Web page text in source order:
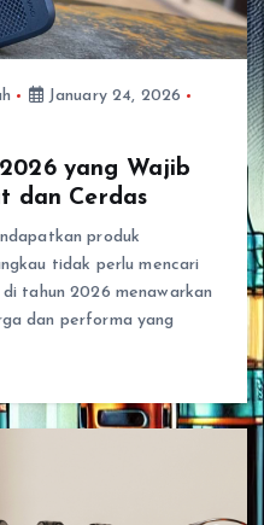
January 24, 2026
yang Wajib
dan Cerdas
produk
tidak perlu mencari
tahun 2026 menawarkan
dan performa yang